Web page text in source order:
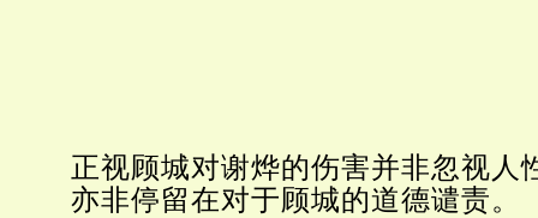
正视顾城对谢烨的伤害并非忽视人
亦非停留在对于顾城的道德谴责。